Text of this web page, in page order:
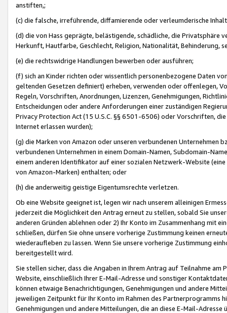
anstiften,;
(c) die falsche, irreführende, diffamierende oder verleumderische
(d) die von Hass geprägte, belästigende, schädliche, die Privatsphäre
Herkunft, Hautfarbe, Geschlecht, Religion, Nationalität, Behinderung,
(e) die rechtswidrige Handlungen bewerben oder ausführen;
(f) sich an Kinder richten oder wissentlich personenbezogene Daten
geltenden Gesetzen definiert) erheben, verwenden oder offenlegen,
Regeln, Vorschriften, Anordnungen, Lizenzen, Genehmigungen,
Entscheidungen oder andere Anforderungen einer zuständigen
Privacy Protection Act (15 U.S.C. §§ 6501-6506) oder Vorschriften,
Internet erlassen wurden);
(g) die Marken von Amazon oder unseren verbundenen Unternehmen
verbundenen Unternehmen in einem Domain-Namen, Subdomain-
einem anderen Identifikator auf einer sozialen Netzwerk-Website
von Amazon-Marken) enthalten; oder
(h) die anderweitig geistige Eigentumsrechte verletzen.
Ob eine Website geeignet ist, legen wir nach unserem alleinigen
jederzeit die Möglichkeit den Antrag erneut zu stellen, sobald Sie
anderen Gründen ablehnen oder 2) Ihr Konto im Zusammenhang mit
schließen, dürfen Sie ohne unsere vorherige Zustimmung keinen
wiederaufleben zu lassen. Wenn Sie unsere vorherige Zustimmung
bereitgestellt wird.
Sie stellen sicher, dass die Angaben in Ihrem Antrag auf Teilnahme
Website, einschließlich Ihrer E-Mail-Adresse und sonstiger
können etwaige Benachrichtigungen, Genehmigungen und andere
jeweiligen Zeitpunkt für Ihr Konto im Rahmen des Partnerprogramms
Genehmigungen und andere Mitteilungen, die an diese E-Mail-